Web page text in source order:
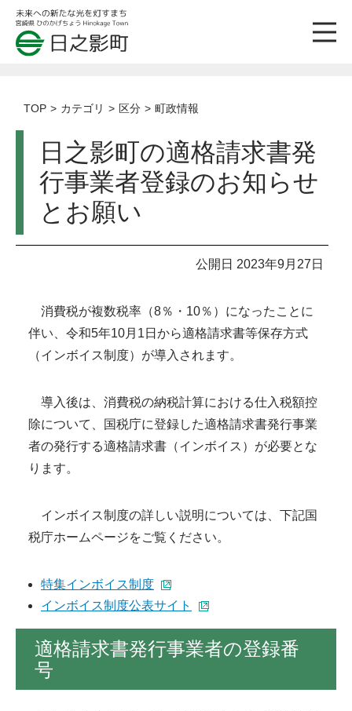
TOP カテゴリ 区分 町政情報
日之影町の適格請求書発
行事業者登録のお知らせ
とお願い
公開日 2023年9月27日
消費税が複数税率（8％・10％）になったことに
伴い、令和5年10月1日から適格請求書等保存方式
（インボイス制度）が導入されます。
導入後は、消費税の納税計算における仕入税額控
除について、国税庁に登録した適格請求書発行事業
者の発行する適格請求書（インボイス）が必要とな
ります。
インボイス制度の詳しい説明については、下記国
税庁ホームページをご覧ください。
特集インボイス制度
インボイス制度公表サイト
適格請求書発行事業者の登録番
号